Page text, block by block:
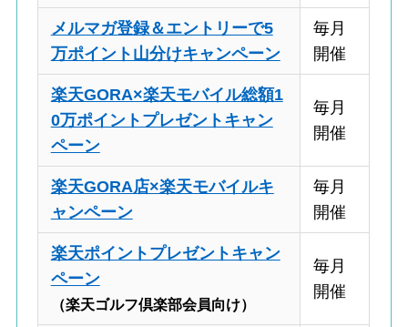
メルマガ登録＆エントリーで5
万ポイント山分けキャンペーン
毎月
開催
楽天GORA×楽天モバイル総額1
0万ポイントプレゼントキャン
ペーン
毎月
開催
楽天GORA店×楽天モバイルキ
ャンペーン
毎月
開催
楽天ポイントプレゼントキャン
ペーン
（楽天ゴルフ倶楽部会員向け）
毎月
開催